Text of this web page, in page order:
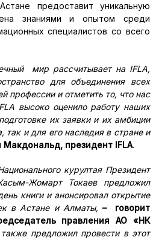
предоставит уникальную
знаниями и опытом среди
специалистов со всего
мир рассчитывает на IFLA,
для объединения всех
профессии и отметить то, что нас
высоко оценило работу наших
их заявки и их амбиции
так и для его наследия в стране и
Макдональд, президент IFLA.
курултая Президент
Жомарт Токаев предложил
книги и анонсировал открытие
в Астане и Алматы, – говорит
правления АО «НК
предложил провести в этот